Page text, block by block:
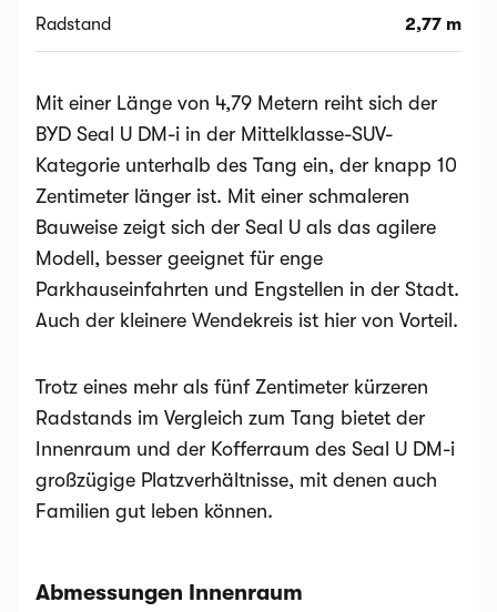
Radstand 2,77 m
Mit einer Länge von 4,79 Metern reiht sich der
BYD Seal U DM-i in der Mittelklasse-SUV-
Kategorie unterhalb des Tang ein, der knapp 10
Zentimeter länger ist. Mit einer schmaleren
Bauweise zeigt sich der Seal U als das agilere
Modell, besser geeignet für enge
Parkhauseinfahrten und Engstellen in der Stadt.
Auch der kleinere Wendekreis ist hier von Vorteil.
Trotz eines mehr als fünf Zentimeter kürzeren
Radstands im Vergleich zum Tang bietet der
Innenraum und der Kofferraum des Seal U DM-i
großzügige Platzverhältnisse, mit denen auch
Familien gut leben können.
Abmessungen Innenraum